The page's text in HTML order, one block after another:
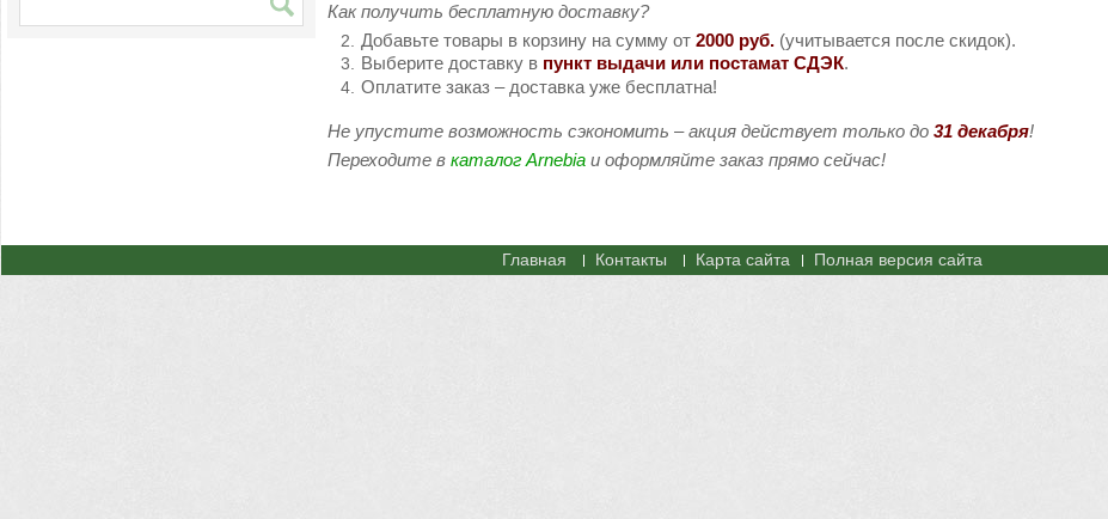
Как получить бесплатную доставку?
Добавьте товары в корзину на сумму от2000 руб. (учитывается после скидок).
Выберите доставку в пункт выдачи или постамат СДЭК.
Оплатите заказ – доставка уже бесплатна!
Не упустите возможность сэкономить – акция действует только до31 декабря!
Переходите вкаталог Arnebia и оформляйте заказ прямо сейчас!
Главная Контакты Карта сайта Полная версия сайта